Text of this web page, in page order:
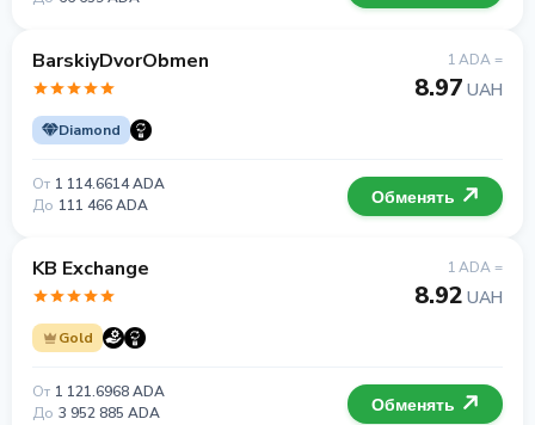
BarskiyDvorObmen
Diamond
1 ADA =
8.97 UAH
От 1 114.6614 ADA
До 111 466 ADA Обменять
KB Exchange
Gold
1 ADA =
8.92 UAH
От 1 121.6968 ADA
До 3 952 885 ADA Обменять